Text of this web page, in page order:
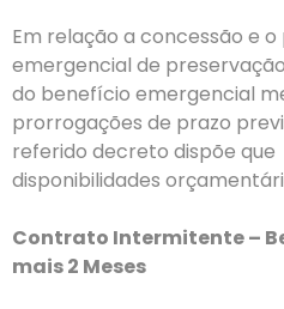
Em relação a concessão e
emergencial de
do benefício emergencial
prorrogações de prazo
referido decreto dispõe
disponibilidades
Contrato Intermitente –
mais 2 Meses